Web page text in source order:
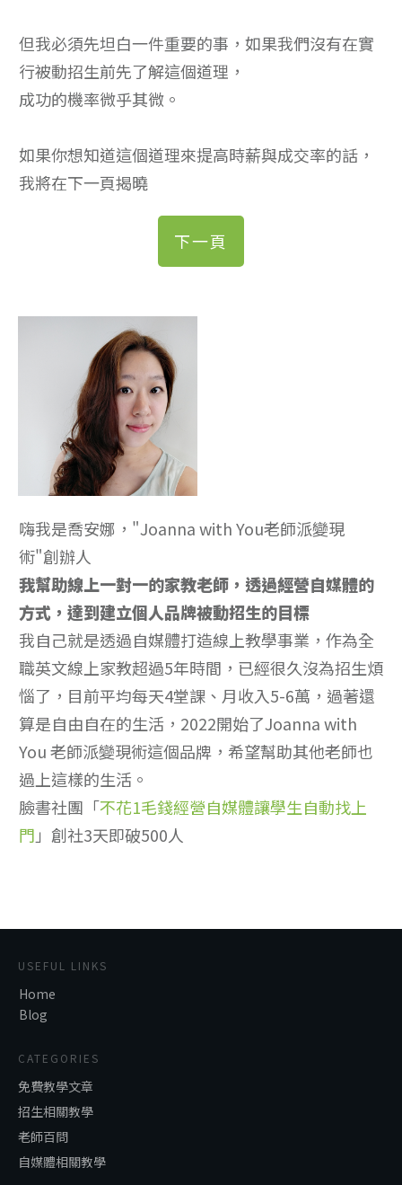
但我必須先坦白一件重要的事，如果我們沒有在實
行被動招生前先了解這個道理，
成功的機率微乎其微。
如果你想知道這個道理來提高時薪與成交率的話，
我將在下一頁揭曉
下一頁
嗨我是喬安娜，"Joanna with You老師派變現
術"創辦人
我幫助線上一對一的家教老師，透過經營自媒體的
方式，達到建立個人品牌被動招生的目標
我自己就是透過自媒體打造線上教學事業，作為全
職英文線上家教超過5年時間，已經很久沒為招生煩
惱了，目前平均每天4堂課、月收入5-6萬，過著還
算是自由自在的生活，2022開始了Joanna with
You 老師派變現術這個品牌，希望幫助其他老師也
過上這樣的生活。
臉書社團「不花1毛錢經營自媒體讓學生自動找上
門」創社3天即破500人
USEFUL LINKS
Home
Blog
CATEGORIES
免費教學文章
招生相關教學
老師百問
自媒體相關教學